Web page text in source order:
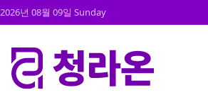
2026년 08월 09일 Sunday